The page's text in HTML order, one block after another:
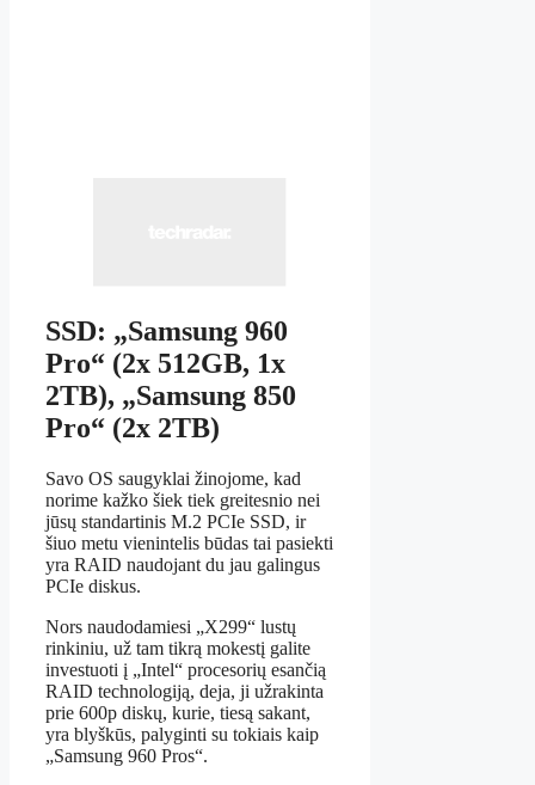
SSD: „Samsung 960
Pro“ (2x 512GB, 1x
2TB), „Samsung 850
Pro“ (2x 2TB)
Savo OS saugyklai žinojome, kad
norime kažko šiek tiek greitesnio nei
jūsų standartinis M.2 PCIe SSD, ir
šiuo metu vienintelis būdas tai pasiekti
yra RAID naudojant du jau galingus
PCIe diskus.
Nors naudodamiesi „X299“ lustų
rinkiniu, už tam tikrą mokestį galite
investuoti į „Intel“ procesorių esančią
RAID technologiją, deja, ji užrakinta
prie 600p diskų, kurie, tiesą sakant,
yra blyškūs, palyginti su tokiais kaip
„Samsung 960 Pros“.